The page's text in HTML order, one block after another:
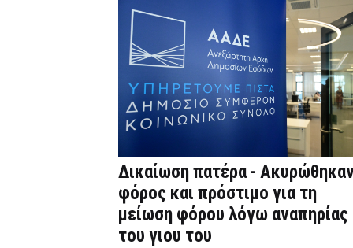
Δικαίωση πατέρα -
φόρος και πρόστιμο για τη
μείωση φόρου λόγω αναπηρίας
του γιου του